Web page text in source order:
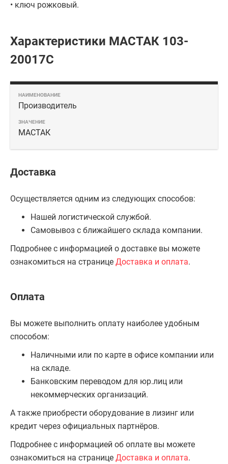
• ключ рожковый.
Характеристики МАСТАК 103-
20017C
Производитель
МАСТАК
Доставка
Осуществляется одним из следующих способов:
Нашей логистической службой.
Самовывоз с ближайшего склада компании.
Подробнее с информацией о доставке вы можете
ознакомиться на странице Доставка и оплата.
Оплата
Вы можете выполнить оплату наиболее удобным
способом:
Наличными или по карте в офисе компании или
на складе.
Банковским переводом для юр.лиц или
некоммерческих организаций.
А также приобрести оборудование в лизинг или
кредит через официальных партнёров.
Подробнее с информацией об оплате вы можете
ознакомиться на странице Доставка и оплата.